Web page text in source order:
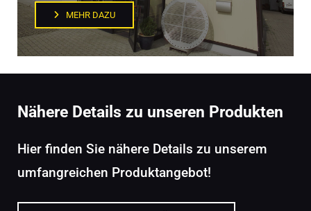
MEHR DAZU
Nähere Details zu unseren Produkten
Hier finden Sie nähere Details zu unserem
umfangreichen Produktangebot!